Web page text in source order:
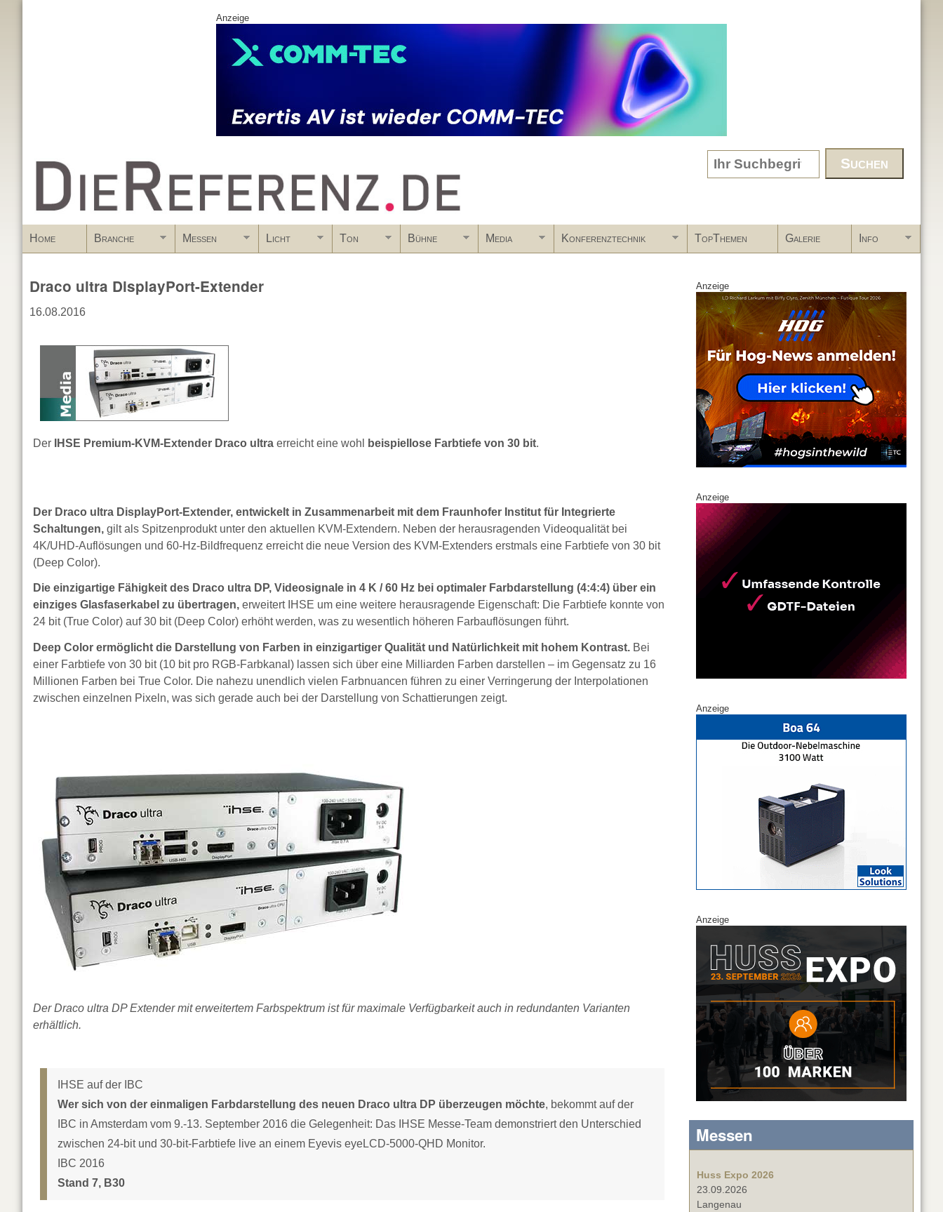
Anzeige
www.DieReferenz.de Search form
Home Branche Messen Licht Ton Bühne Media Konferenztechnik TopThemen Galerie Info
Draco ultra DisplayPort-Extender
16.08.2016
Der IHSE Premium-KVM-Extender Draco ultra erreicht eine wohl beispiellose Farbtiefe von 30 bit.
Der Draco ultra DisplayPort-Extender, entwickelt in Zusammenarbeit mit dem Fraunhofer Institut für Integrierte
Schaltungen, gilt als Spitzenprodukt unter den aktuellen KVM-Extendern. Neben der herausragenden Videoqualität bei
4K/UHD-Auflösungen und 60-Hz-Bildfrequenz erreicht die neue Version des KVM-Extenders erstmals eine Farbtiefe von 30 bit
(Deep Color).
Die einzigartige Fähigkeit des Draco ultra DP, Videosignale in 4 K / 60 Hz bei optimaler Farbdarstellung (4:4:4) über ein
einziges Glasfaserkabel zu übertragen, erweitert IHSE um eine weitere herausragende Eigenschaft: Die Farbtiefe konnte von
24 bit (True Color) auf 30 bit (Deep Color) erhöht werden, was zu wesentlich höheren Farbauflösungen führt.
Deep Color ermöglicht die Darstellung von Farben in einzigartiger Qualität und Natürlichkeit mit hohem Kontrast. Bei
einer Farbtiefe von 30 bit (10 bit pro RGB-Farbkanal) lassen sich über eine Milliarden Farben darstellen – im Gegensatz zu 16
Millionen Farben bei True Color. Die nahezu unendlich vielen Farbnuancen führen zu einer Verringerung der Interpolationen
zwischen einzelnen Pixeln, was sich gerade auch bei der Darstellung von Schattierungen zeigt.
Der Draco ultra DP Extender mit erweitertem Farbspektrum ist für maximale Verfügbarkeit auch in redundanten Varianten
erhältlich.
IHSE auf der IBC
Wer sich von der einmaligen Farbdarstellung des neuen Draco ultra DP überzeugen möchte, bekommt auf der
IBC in Amsterdam vom 9.-13. September 2016 die Gelegenheit: Das IHSE Messe-Team demonstriert den Unterschied
zwischen 24-bit und 30-bit-Farbtiefe live an einem Eyevis eyeLCD-5000-QHD Monitor.
IBC 2016
Stand 7, B30
Anzeige
Anzeige
Anzeige
Anzeige
Messen
Huss Expo 2026
23.09.2026
Langenau